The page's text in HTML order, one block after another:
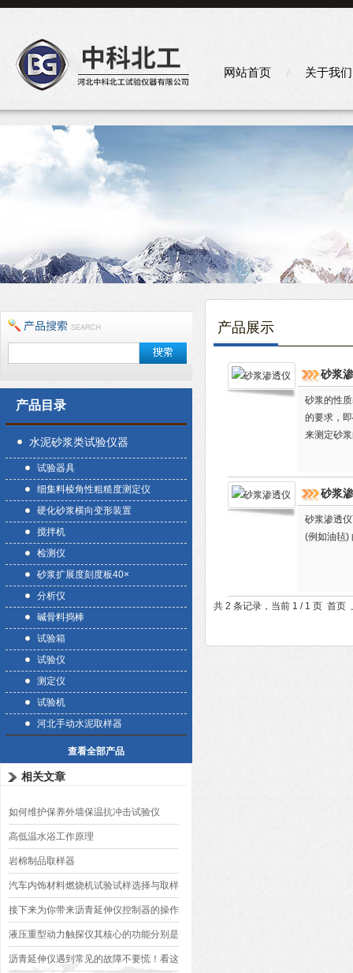
网站首页 关于我们
产品目录
水泥砂浆类试验仪器
试验器具
细集料棱角性粗糙度测定仪
硬化砂浆横向变形装置
搅拌机
检测仪
砂浆扩展度刻度板40×
分析仪
碱骨料捣棒
试验箱
试验仪
测定仪
试验机
河北手动水泥取样器
查看全部产品
相关文章
如何维护保养外墙保温抗冲击试验仪
高低温水浴工作原理
岩棉制品取样器
汽车内饰材料燃烧机试验试样选择与取样
标准
接下来为你带来沥青延伸仪控制器的操作
说明
液压重型动力触探仪其核心的功能分别是
什么？
沥青延伸仪遇到常见的故障不要慌！看这
产品展示
砂浆
砂浆的性
的要求，
来测定砂
砂浆
砂浆渗透
(例如油毡)
共 2 条记录，当前 1 / 1 页 首